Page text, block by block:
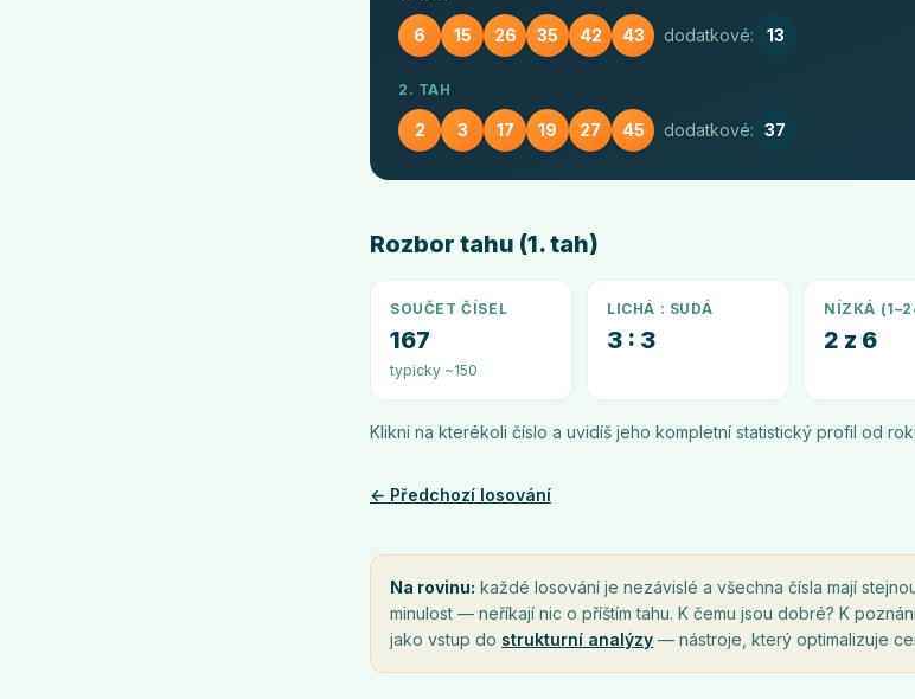
6 15 26 35 42 43 dodatkové: 13
2. TAH
2 3 17 19 27 45 dodatkové: 37
Rozbor tahu (1. tah)
SOUČET ČÍSEL
167
typicky ~150
LICHÁ : SUDÁ
3 : 3
NÍZKÁ
2 z 6
Klikni na kterékoli číslo a uvidíš jeho kompletní statistický profil od
← Předchozí losování
Na rovinu: každé losování je nezávislé a všechna čísla mají
minulost — neříkají nic o příštím tahu. K čemu jsou dobré? K
jako vstup do strukturní analýzy — nástroje, který optimalizuje